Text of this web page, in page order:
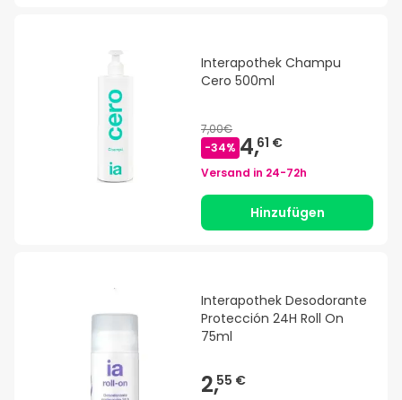
Interapothek Champu
Cero 500ml
7,00€
-34% 4,61 €
Versand in 24-72h
Hinzufügen
Interapothek Desodorante
Protección 24H Roll On
75ml
2,55 €